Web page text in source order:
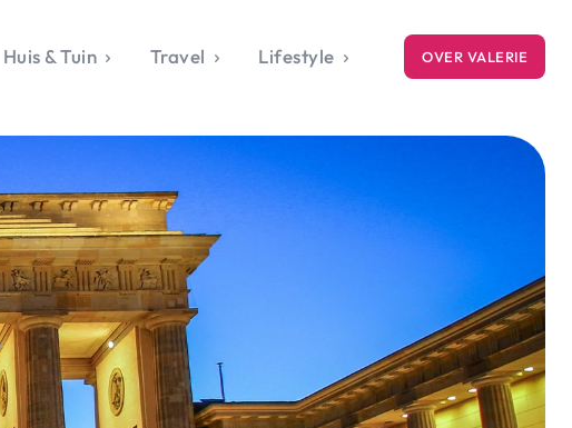
Gadgets
Lifestyle
Huis & Tuin Travel Lifestyle OVER VALERIE